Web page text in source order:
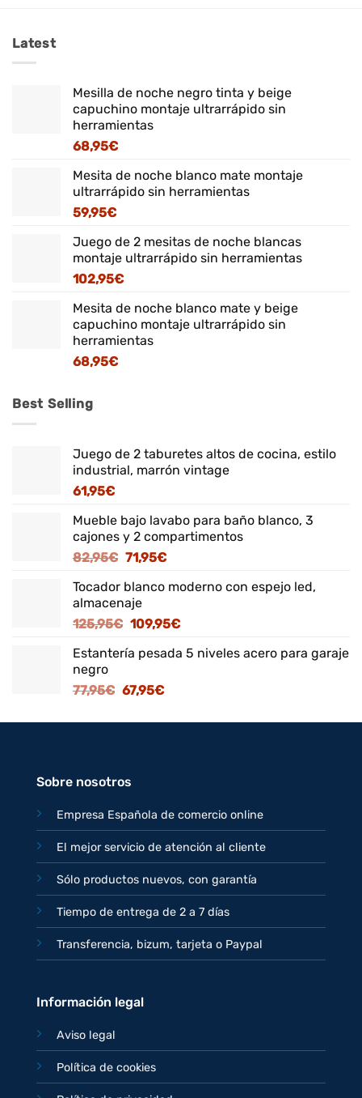
Latest
Mesilla de noche negro tinta y beige
capuchino montaje ultrarrápido sin
herramientas
68,95€
Mesita de noche blanco mate montaje
ultrarrápido sin herramientas
59,95€
Juego de 2 mesitas de noche blancas
montaje ultrarrápido sin herramientas
102,95€
Mesita de noche blanco mate y beige
capuchino montaje ultrarrápido sin
herramientas
68,95€
Best Selling
Juego de 2 taburetes altos de cocina, estilo
industrial, marrón vintage
61,95€
Mueble bajo lavabo para baño blanco, 3
cajones y 2 compartimentos
82,95€ El
original
era:
82,95€.
71,95€El
actual
71,95€.
Tocador blanco moderno con espejo led,
almacenaje
125,95€ El
original
125,95€.
109,95€El
actual
Estantería pesada 5 niveles acero para garaje
negro
77,95€ El
original
67,95€El
actual
Sobre nosotros
Empresa Española de comercio online
El mejor servicio de atención al cliente
Sólo productos nuevos, con garantía
Tiempo de entrega de 2 a 7 días
Transferencia, bizum, tarjeta o Paypal
Información legal
Aviso legal
Política de cookies